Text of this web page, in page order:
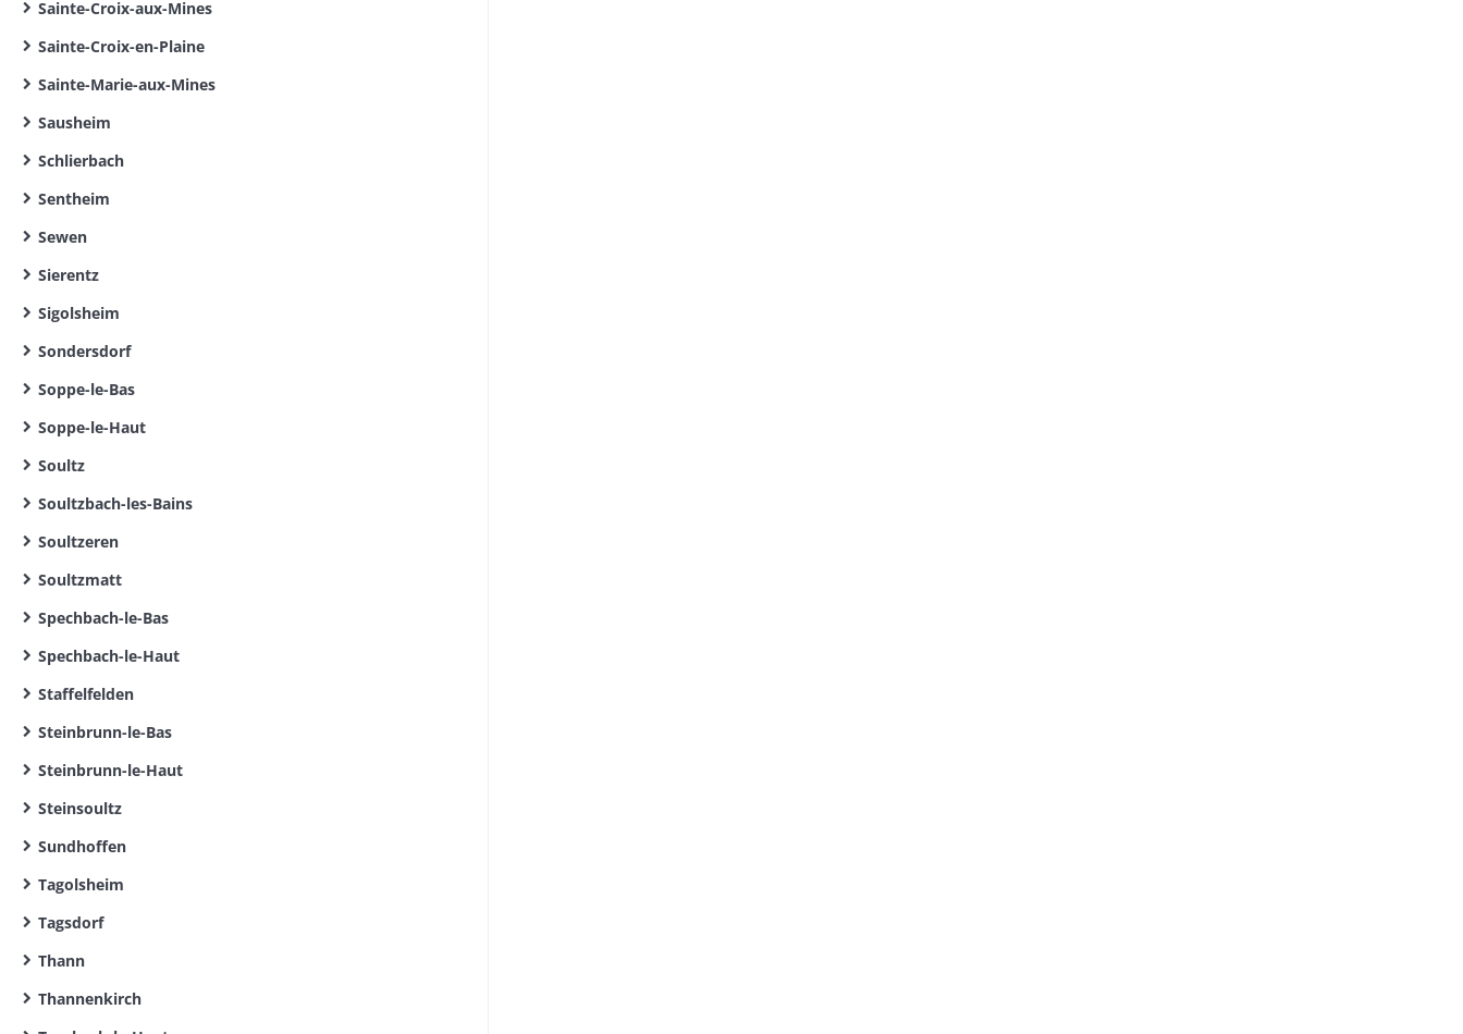
Sainte-Croix-aux-Mines
Sainte-Croix-en-Plaine
Sainte-Marie-aux-Mines
Sausheim
Schlierbach
Sentheim
Sewen
Sierentz
Sigolsheim
Sondersdorf
Soppe-le-Bas
Soppe-le-Haut
Soultz
Soultzbach-les-Bains
Soultzeren
Soultzmatt
Spechbach-le-Bas
Spechbach-le-Haut
Staffelfelden
Steinbrunn-le-Bas
Steinbrunn-le-Haut
Steinsoultz
Sundhoffen
Tagolsheim
Tagsdorf
Thann
Thannenkirch